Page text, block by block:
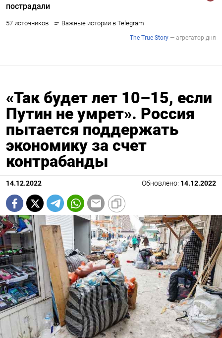
«Так будет лет 10–15, если
Путин не умрет». Россия
пытается поддержать
экономику за счет
контрабанды
14.12.2022 Обновлено: 14.12.2022